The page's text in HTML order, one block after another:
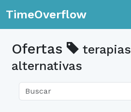
TimeOverflow
Ofertas
terapias
alternativas